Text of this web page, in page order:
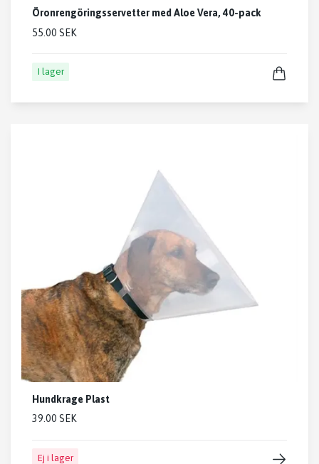
Öronrengöringsservetter med Aloe Vera, 40-pack
55.00 SEK
I lager
Hundkrage Plast
39.00 SEK
Ej i lager